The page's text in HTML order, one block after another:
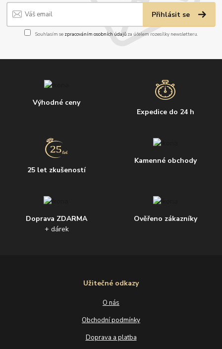
Přihlásit se
Souhlasím se zpracováním osobních údajůza účelem rozesílky newsletteru.
Výhodné ceny
Expedice do 24 h
25 let zkušeností
Kamenné obchody
Doprava ZDARMA
+ dárek
Ověřeno zákazníky
Užitečné odkazy
O nás
Obchodní podmínky
Doprava a platba